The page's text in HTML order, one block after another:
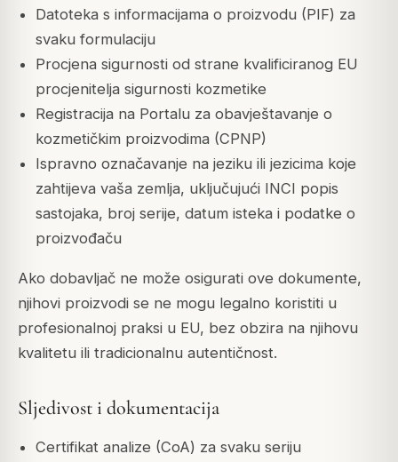
Datoteka s informacijama o proizvodu (PIF) za
svaku formulaciju
Procjena sigurnosti od strane kvalificiranog EU
procjenitelja sigurnosti kozmetike
Registracija na Portalu za obavještavanje o
kozmetičkim proizvodima (CPNP)
Ispravno označavanje na jeziku ili jezicima koje
zahtijeva vaša zemlja, uključujući INCI popis
sastojaka, broj serije, datum isteka i podatke o
proizvođaču
Ako dobavljač ne može osigurati ove dokumente,
njihovi proizvodi se ne mogu legalno koristiti u
profesionalnoj praksi u EU, bez obzira na njihovu
kvalitetu ili tradicionalnu autentičnost.
Sljedivost i dokumentacija
Certifikat analize (CoA) za svaku seriju